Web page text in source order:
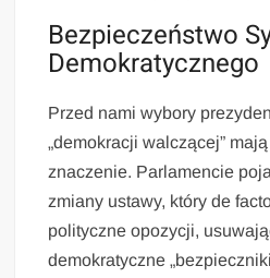
Bezpieczeństwo
Demokratycznego
Przed nami wybory
„demokracji walczącej”
znaczenie. Parlamencie
zmiany ustawy, który de
polityczne opozycji,
demokratyczne